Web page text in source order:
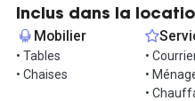
L'accès est direct via les lignes
Pour toute information,
Inclus dans la
Mobilier
• Tables
• Chaises
•
•
•